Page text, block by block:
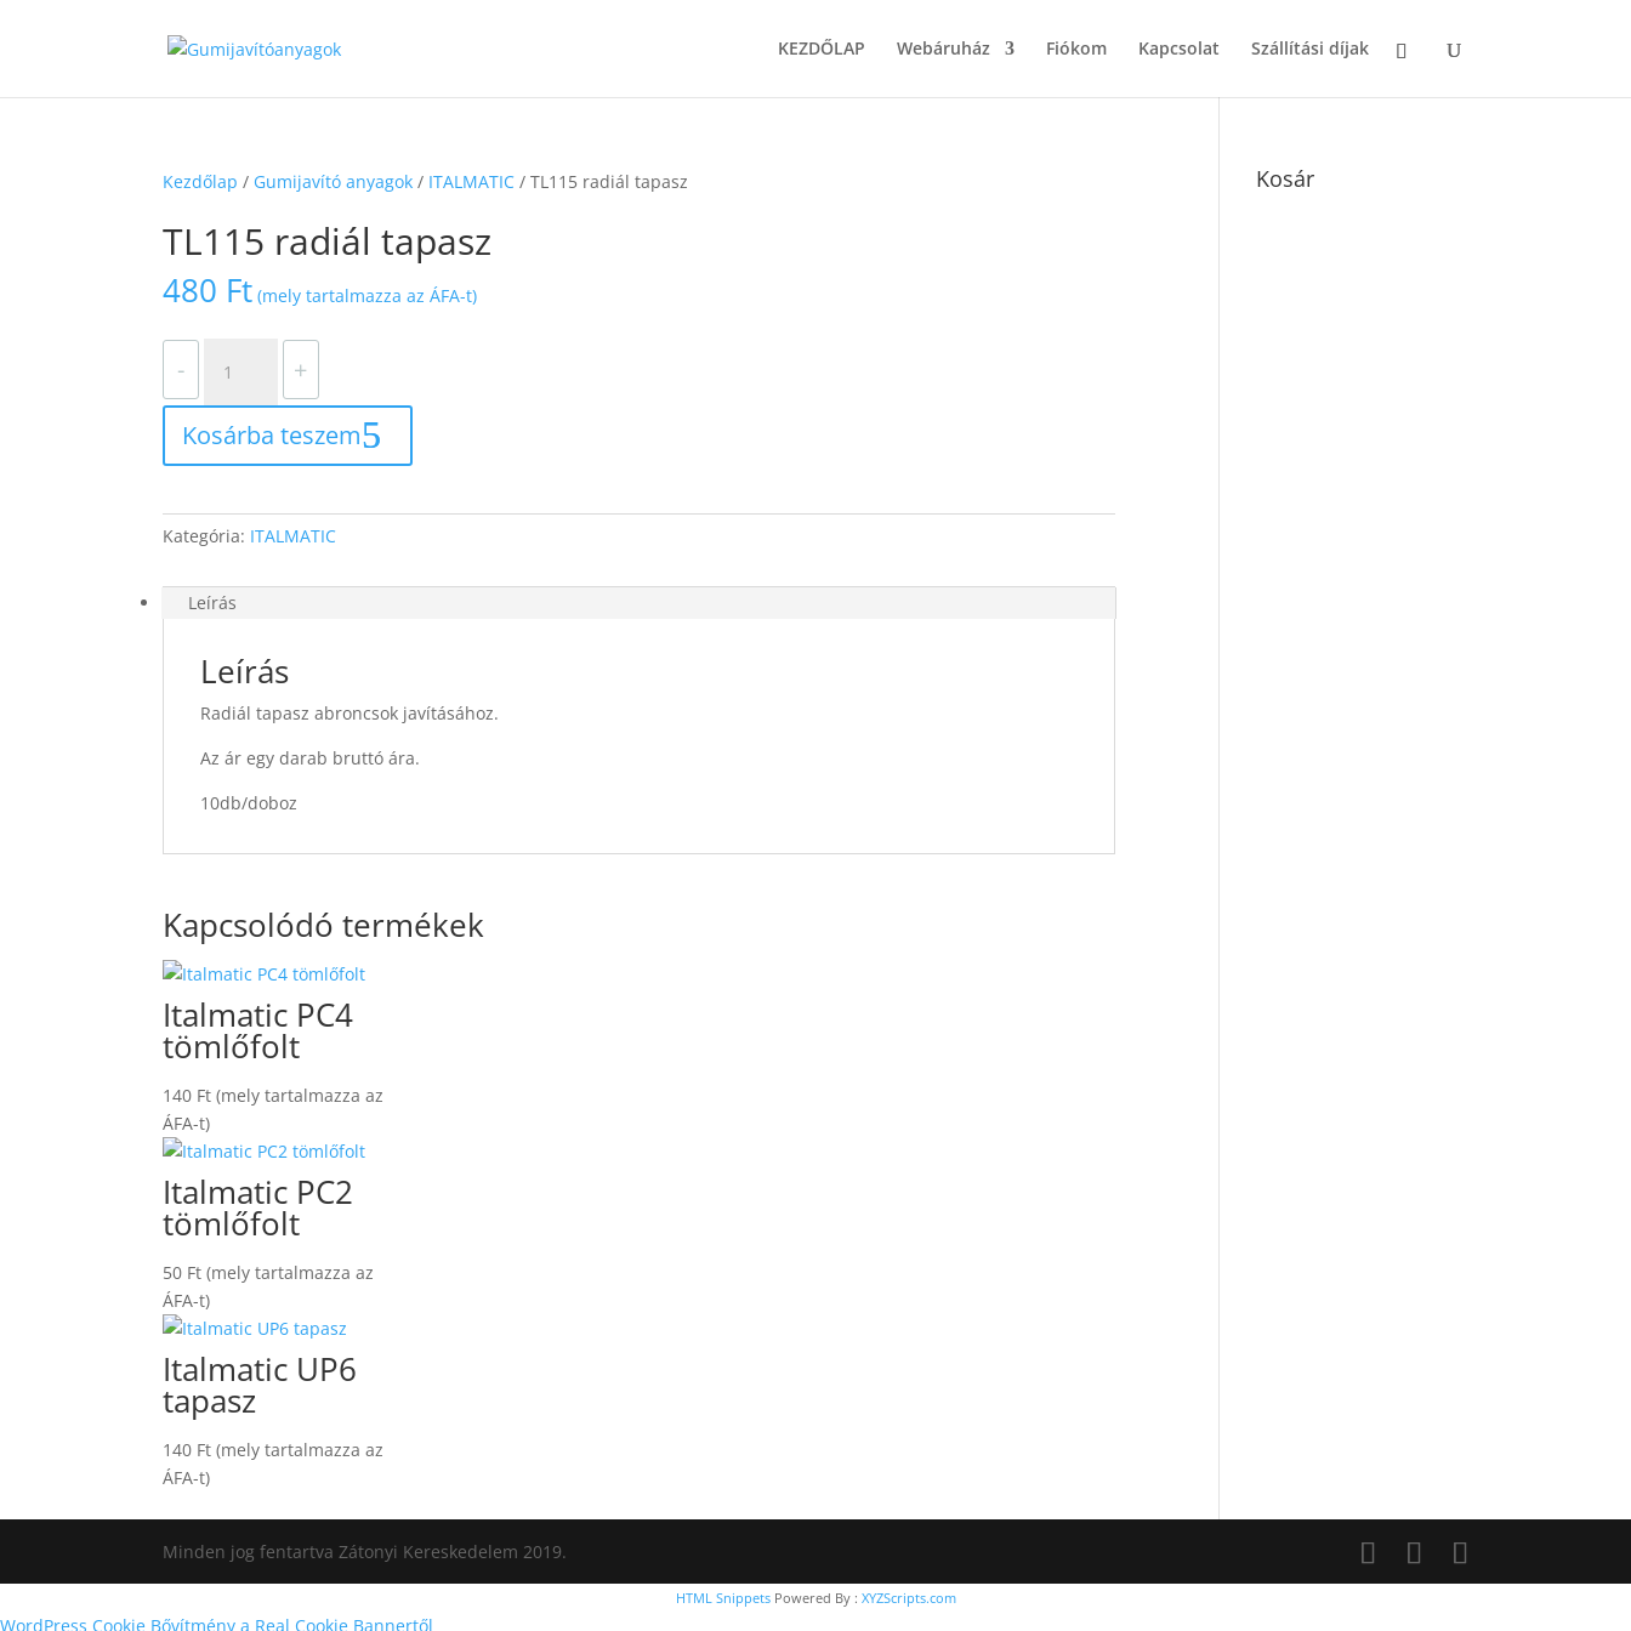
KEZDŐLAP Webáruház Fiókom Kapcsolat Szállítási díjak
Kezdőlap / Gumijavító anyagok / ITALMATIC / TL115 radiál tapasz
TL115 radiál tapasz
480 Ft (mely tartalmazza az ÁFA-t)
-
radiál
tapasz
mennyiség
+
Kosárba teszem
Kategória: ITALMATIC
Leírás
Leírás
Radiál tapasz abroncsok javításához.
Az ár egy darab bruttó ára.
10db/doboz
Kapcsolódó termékek
Italmatic PC4
tömlőfolt
140 Ft (mely tartalmazza az
ÁFA-t)
Italmatic PC2
tömlőfolt
50 Ft (mely tartalmazza az
ÁFA-t)
Italmatic UP6
tapasz
140 Ft (mely tartalmazza az
ÁFA-t)
Kosár
Minden jog fentartva Zátonyi Kereskedelem 2019.
HTML SnippetsPowered By : XYZScripts.com
WordPress Cookie Bővítmény a Real Cookie Bannertől